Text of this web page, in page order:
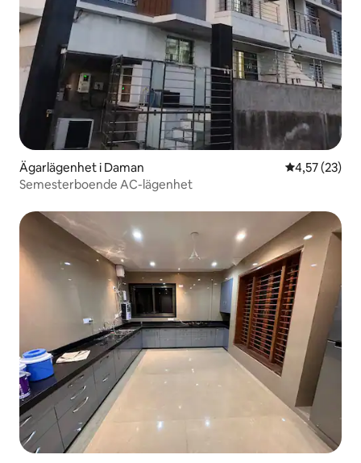
Ägarlägenhet i Daman 4,57 av 5 i
4,57 (23)
Semesterboende AC-lägenhet